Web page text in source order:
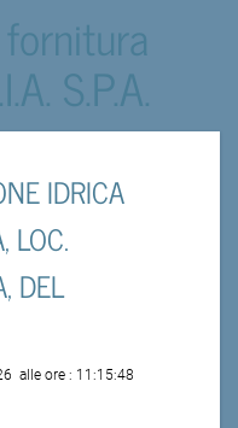
S.P.A.
IDRICA
LOC.
DEL
alle ore : 11:15:48